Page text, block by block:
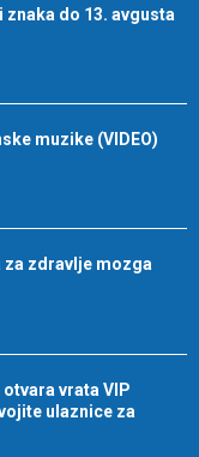
do 13. avgusta
muzike (VIDEO)
za zdravlje mozga
vrata VIP
ulaznice za